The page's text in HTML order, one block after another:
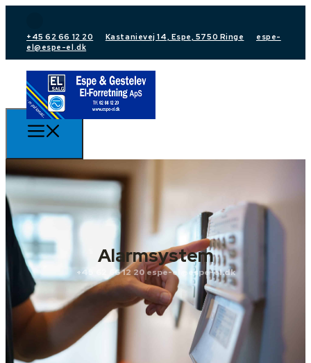
+45 62 66 12 20 Kastanievej 14, Espe, 5750 Ringe
espe-
el@espe-el.dk
Alarmsystem
+45 62 66 12 20 espe-el@espe-el.dk